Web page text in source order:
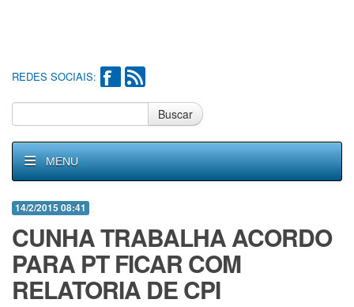
REDES SOCIAIS:
Buscar
MENU
14/2/2015 08:41
CUNHA TRABALHA ACORDO
PARA PT FICAR COM
RELATORIA DE CPI